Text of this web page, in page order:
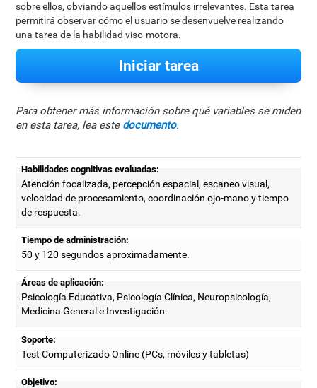
sobre ellos, obviando aquellos estímulos irrelevantes. Esta tarea
permitirá observar cómo el usuario se desenvuelve realizando
una tarea de la habilidad viso-motora.
Iniciar tarea
Para obtener más información sobre qué variables se miden
en esta tarea, lea este documento.
Habilidades cognitivas evaluadas:
Atención focalizada, percepción espacial, escaneo visual,
velocidad de procesamiento, coordinación ojo-mano y tiempo
de respuesta.
Tiempo de administración:
50 y 120 segundos aproximadamente.
Áreas de aplicación:
Psicología Educativa, Psicología Clínica, Neuropsicología,
Medicina General e Investigación.
Soporte:
Test Computerizado Online (PCs, móviles y tabletas)
Objetivo: